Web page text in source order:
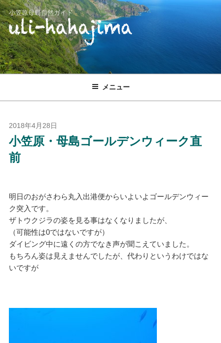
コ
ン
テ
ン
ツ
へ
ス
ッ
小笠原母島自然ガイド
メニュー
投
稿
日:
2018年4月28日
小笠原・母島ゴールデンウィーク直
前
明日のおがさわら丸入出港便からいよいよゴールデンウィー
ク突入です。
ザトウクジラの姿を見る事はなくなりましたが、
（可能性は0ではないですが）
ダイビング中に遠くの方でなき声が聞こえていました。
もちろん姿は見えませんでしたが、代わりというわけではな
いですが